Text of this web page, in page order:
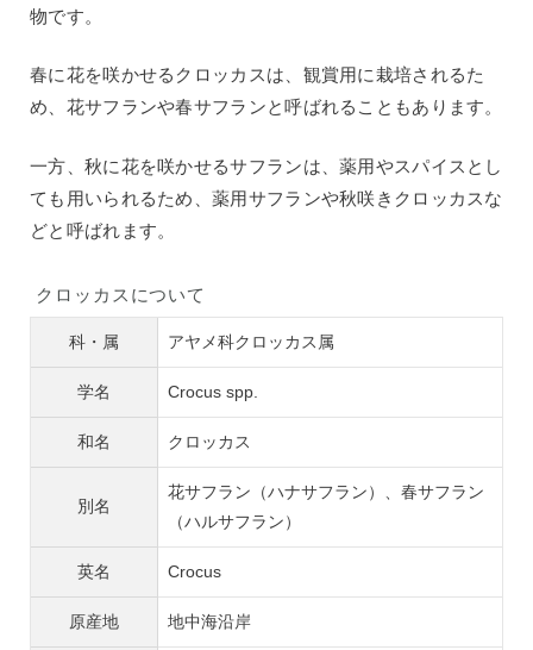
物です。
春に花を咲かせるクロッカスは、観賞用に栽培されるた
め、花サフランや春サフランと呼ばれることもあります。
一方、秋に花を咲かせるサフランは、薬用やスパイスとし
ても用いられるため、薬用サフランや秋咲きクロッカスな
どと呼ばれます。
クロッカスについて
科・属 アヤメ科クロッカス属
学名 Crocus spp.
和名 クロッカス
別名
花サフラン（ハナサフラン）、春サフラン
（ハルサフラン）
英名 Crocus
原産地 地中海沿岸